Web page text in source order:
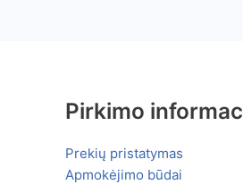
Pirkimo
Prekių pristatymas
Apmokėjimo būdai